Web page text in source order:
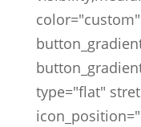
color="custom"
type="flat"